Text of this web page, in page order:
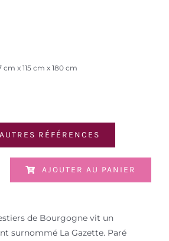
x 115 cm x 180 cm
RÉFÉRENCES
AJOUTER AU PANIER
de Bourgogne vit un
surnommé La Gazette. Paré